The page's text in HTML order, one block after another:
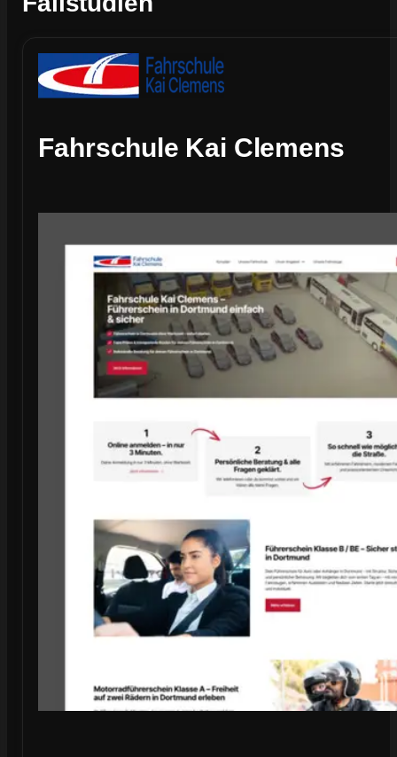
Fahrschule Kai Clemens